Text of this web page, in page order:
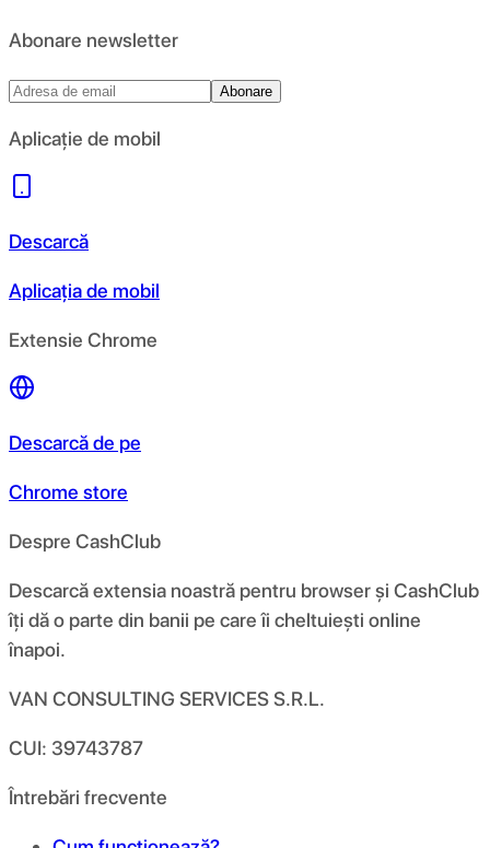
Abonare newsletter
Abonare
Aplicație de mobil
Descarcă
Aplicația de mobil
Extensie Chrome
Descarcă de pe
Chrome store
Despre CashClub
Descarcă extensia noastră pentru browser și CashClub
îți dă o parte din banii pe care îi cheltuiești online
înapoi.
VAN CONSULTING SERVICES S.R.L.
CUI: 39743787
Întrebări frecvente